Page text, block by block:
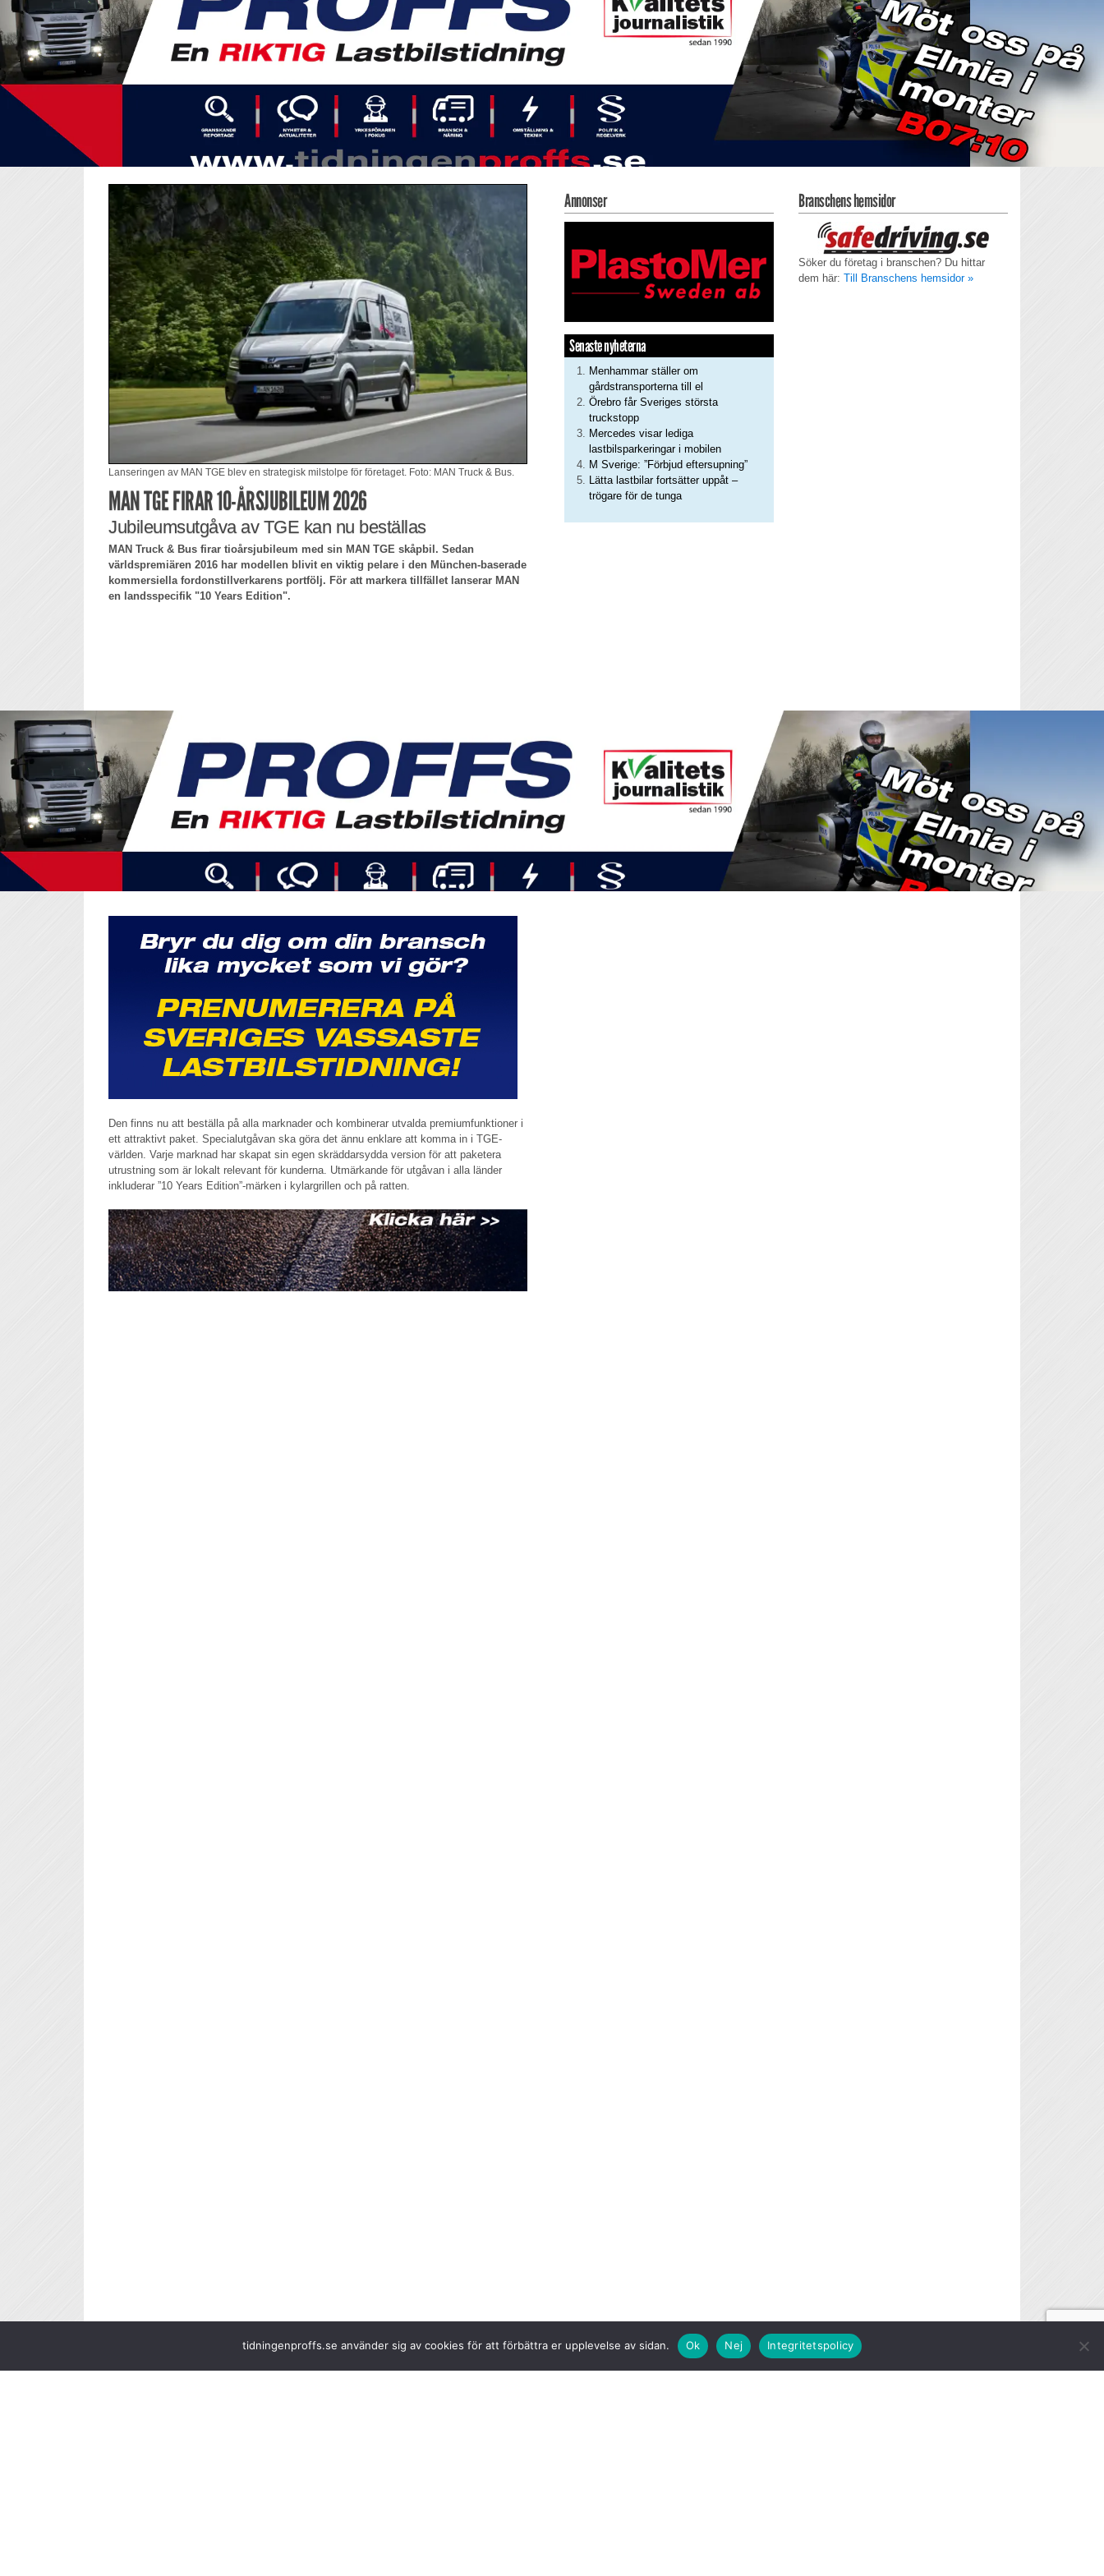
Lanseringen av MAN TGE blev en strategisk milstolpe för företaget. Foto: MAN Truck & Bus.
MAN TGE FIRAR 10-ÅRSJUBILEUM 2026
Jubileumsutgåva av TGE kan nu beställas
MAN Truck & Bus firar tioårsjubileum med sin MAN TGE skåpbil. Sedan
världspremiären 2016 har modellen blivit en viktig pelare i den München-baserade
kommersiella fordonstillverkarens portfölj. För att markera tillfället lanserar MAN
en landsspecifik "10 Years Edition".
Den finns nu att beställa på alla marknader och kombinerar utvalda premiumfunktioner i
ett attraktivt paket. Specialutgåvan ska göra det ännu enklare att komma in i TGE-
världen. Varje marknad har skapat sin egen skräddarsydda version för att paketera
utrustning som är lokalt relevant för kunderna. Utmärkande för utgåvan i alla länder
inkluderar ”10 Years Edition”-märken i kylargrillen och på ratten.
Annonser
Senaste nyheterna
Menhammar ställer om
gårdstransporterna till el
Örebro får Sveriges största
truckstopp
Mercedes visar lediga
lastbilsparkeringar i mobilen
M Sverige: ”Förbjud eftersupning”
Lätta lastbilar fortsätter uppåt –
trögare för de tunga
Branschens hemsidor
Söker du företag i branschen? Du hittar
dem här: Till Branschens hemsidor »
tidningenproffs.se använder sig av cookies för att förbättra er upplevelse av sidan. Ok Nej Integritetspolicy